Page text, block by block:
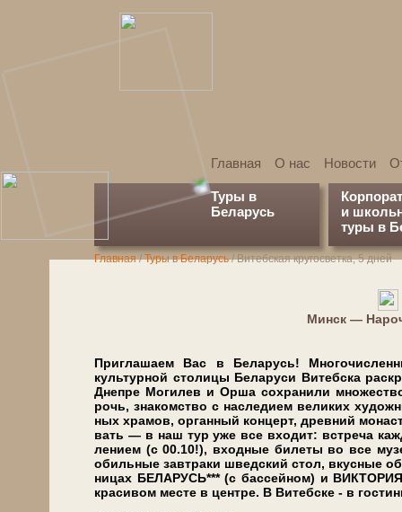
Главная О нас Новости
Туры в
Беларусь
и
туры в
Главная/Туры в Беларусь/Витебская кругосветка, 5 дней
Минск —
Приглашаем Вас в Бе­ла­русь!
культурной сто­ли­цы Бе­ла­ру­си Ви­теб­ска
Дне­пре Мо­ги­лев и Ор­ша со­хра­ни­ли
рочь, знакомство с на­сле­ди­ем ве­ли­ких
ных хра­мов, органный кон­церт, древний
вать — в наш тур уже все вхо­дит: встре­ча
ле­ни­ем (с 00.10!), входные би­ле­ты во все
обильные завтраки швед­ский стол, вкус­ные
ни­цах БЕЛАРУСЬ*** (с бас­сей­ном) и
красивом месте в центре. В Витебске - в